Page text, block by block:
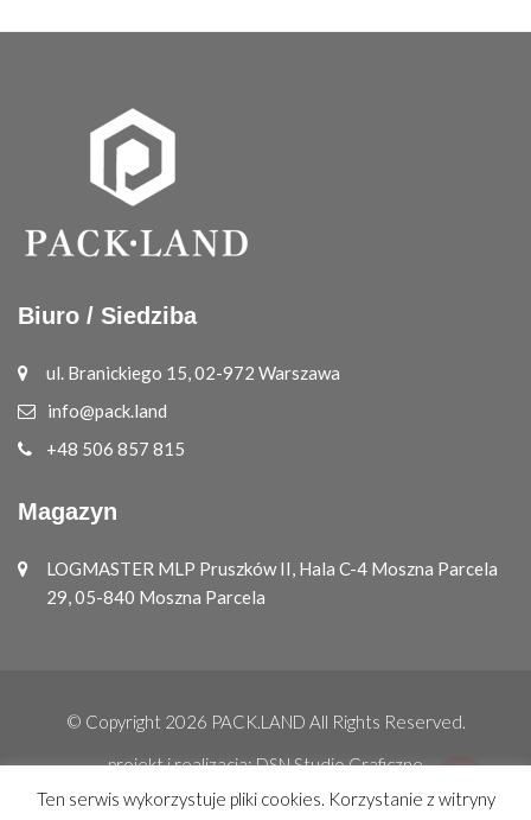
Biuro / Siedziba
ul. Branickiego 15, 02-972 Warszawa
info@pack.land
+48 506 857 815
Magazyn
LOGMASTER MLP Pruszków II, Hala C-4 Moszna Parcela
29, 05-840 Moszna Parcela
© Copyright 2026 PACK.LAND All Rights Reserved.
projekt i realizacja:DSN Studio Graficzne
Ten serwis wykorzystuje pliki cookies. Korzystanie z witryny